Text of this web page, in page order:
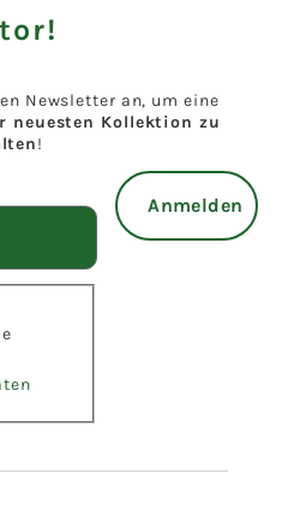
Newsletter an, um eine
neuesten Kollektion zu
!